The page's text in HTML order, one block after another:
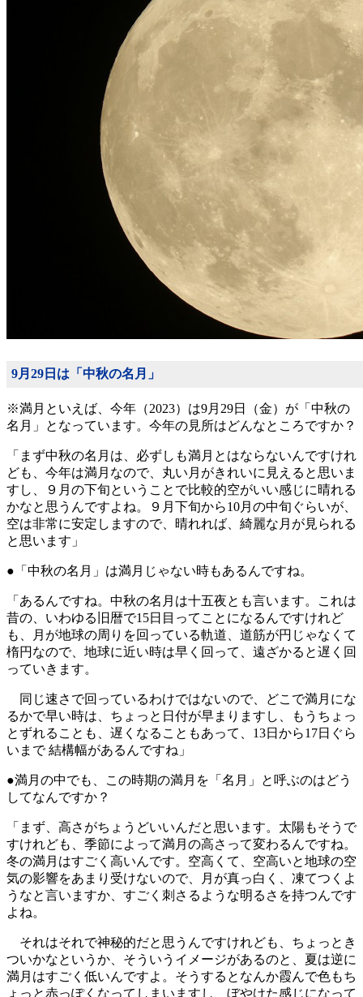
9月29日は「中秋の名月」
※満月といえば、今年（2023）は9月29日（金）が「中秋の
名月」となっています。今年の見所はどんなところですか？
「まず中秋の名月は、必ずしも満月とはならないんですけれ
ども、今年は満月なので、丸い月がきれいに見えると思いま
すし、９月の下旬ということで比較的空がいい感じに晴れる
かなと思うんですよね。９月下旬から10月の中旬ぐらいが、
空は非常に安定しますので、晴れれば、綺麗な月が見られる
と思います」
●「中秋の名月」は満月じゃない時もあるんですね。
「あるんですね。中秋の名月は十五夜とも言います。これは
昔の、いわゆる旧暦で15日目ってことになるんですけれど
も、月が地球の周りを回っている軌道、道筋が円じゃなくて
楕円なので、地球に近い時は早く回って、遠ざかると遅く回
っていきます。
同じ速さで回っているわけではないので、どこで満月にな
るかで早い時は、ちょっと日付が早まりますし、もうちょっ
とずれることも、遅くなることもあって、13日から17日ぐら
いまで 結構幅があるんですね」
●満月の中でも、この時期の満月を「名月」と呼ぶのはどう
してなんですか？
「まず、高さがちょうどいいんだと思います。太陽もそうで
すけれども、季節によって満月の高さって変わるんですね。
冬の満月はすごく高いんです。空高くて、空高いと地球の空
気の影響をあまり受けないので、月が真っ白く、凍てつくよ
うなと言いますか、すごく刺さるような明るさを持つんです
よね。
それはそれで神秘的だと思うんですけれども、ちょっとき
ついかなというか、そういうイメージがあるのと、夏は逆に
満月はすごく低いんですよ。そうするとなんか霞んで色もち
ょっと赤っぽくなってしまいますし、ぼやけた感じになって